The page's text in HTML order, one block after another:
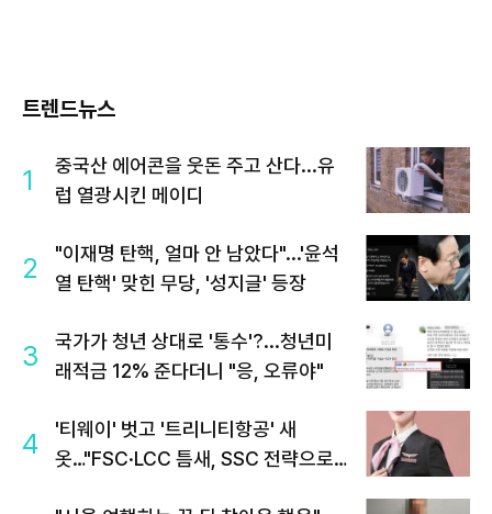
트렌드뉴스
1
중국산 에어콘을 웃돈 주고 산다...유
럽 열광시킨 메이디
2
"이재명 탄핵, 얼마 안 남았다"...'윤석
열 탄핵' 맞힌 무당, '성지글' 등장
3
국가가 청년 상대로 '통수'?...청년미
래적금 12% 준다더니 "응, 오류야"
4
'티웨이' 벗고 '트리니티항공' 새
옷…"FSC·LCC 틈새, SSC 전략으로